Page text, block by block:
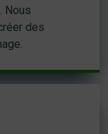
Nous
des